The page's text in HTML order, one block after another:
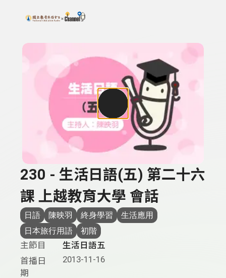
上方功能區塊
搜尋關鍵字：可輸入節目名稱、主持人或關鍵字
230 - 生活日語(五) 第二十六
課 上越教育大學 會話
日語 陳映羽 終身學習
生活應用
日本旅行用語
初階
主節目
生活日語五
首播日
期
2013-11-16